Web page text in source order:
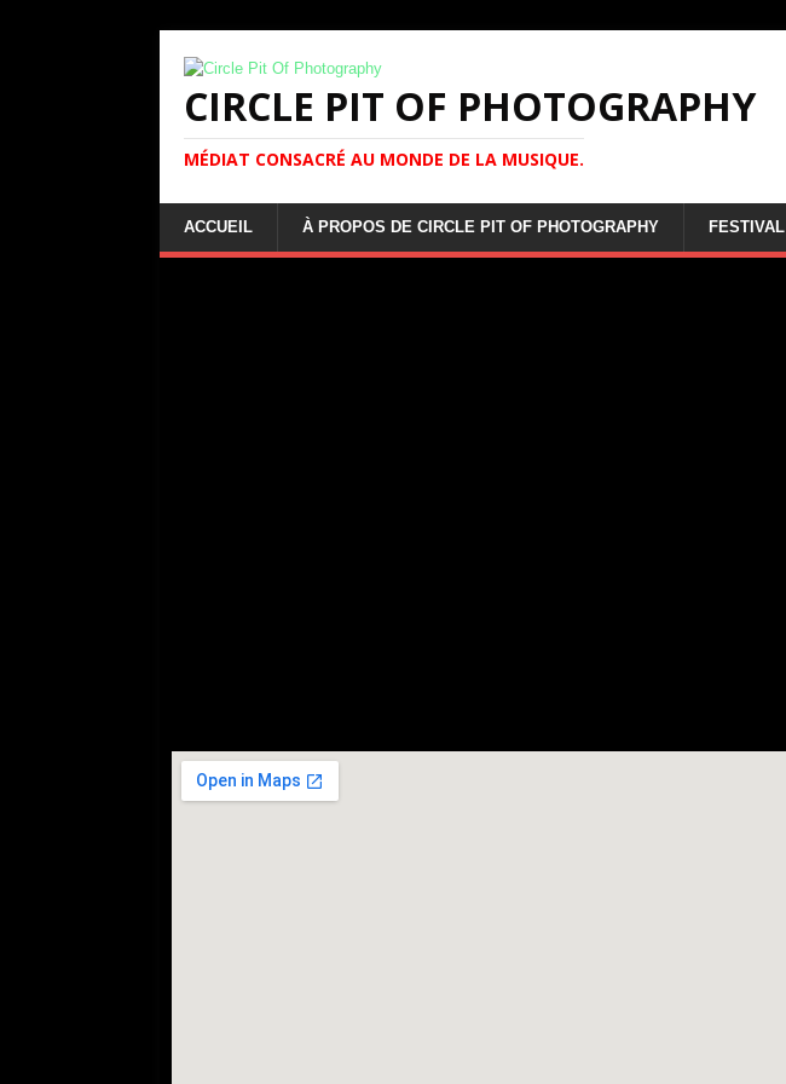
CIRCLE PIT OF PHOTOGRAPHY
MÉDIAT CONSACRÉ AU MONDE DE LA MUSIQUE.
ACCUEIL À PROPOS DE CIRCLE PIT OF PHOTOGRAPHY FESTIVAL